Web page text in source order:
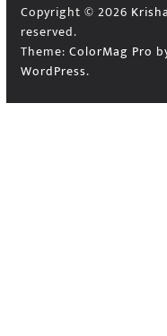
Copyright © 2026
reserved.
Theme: ColorMag Pro
WordPress.